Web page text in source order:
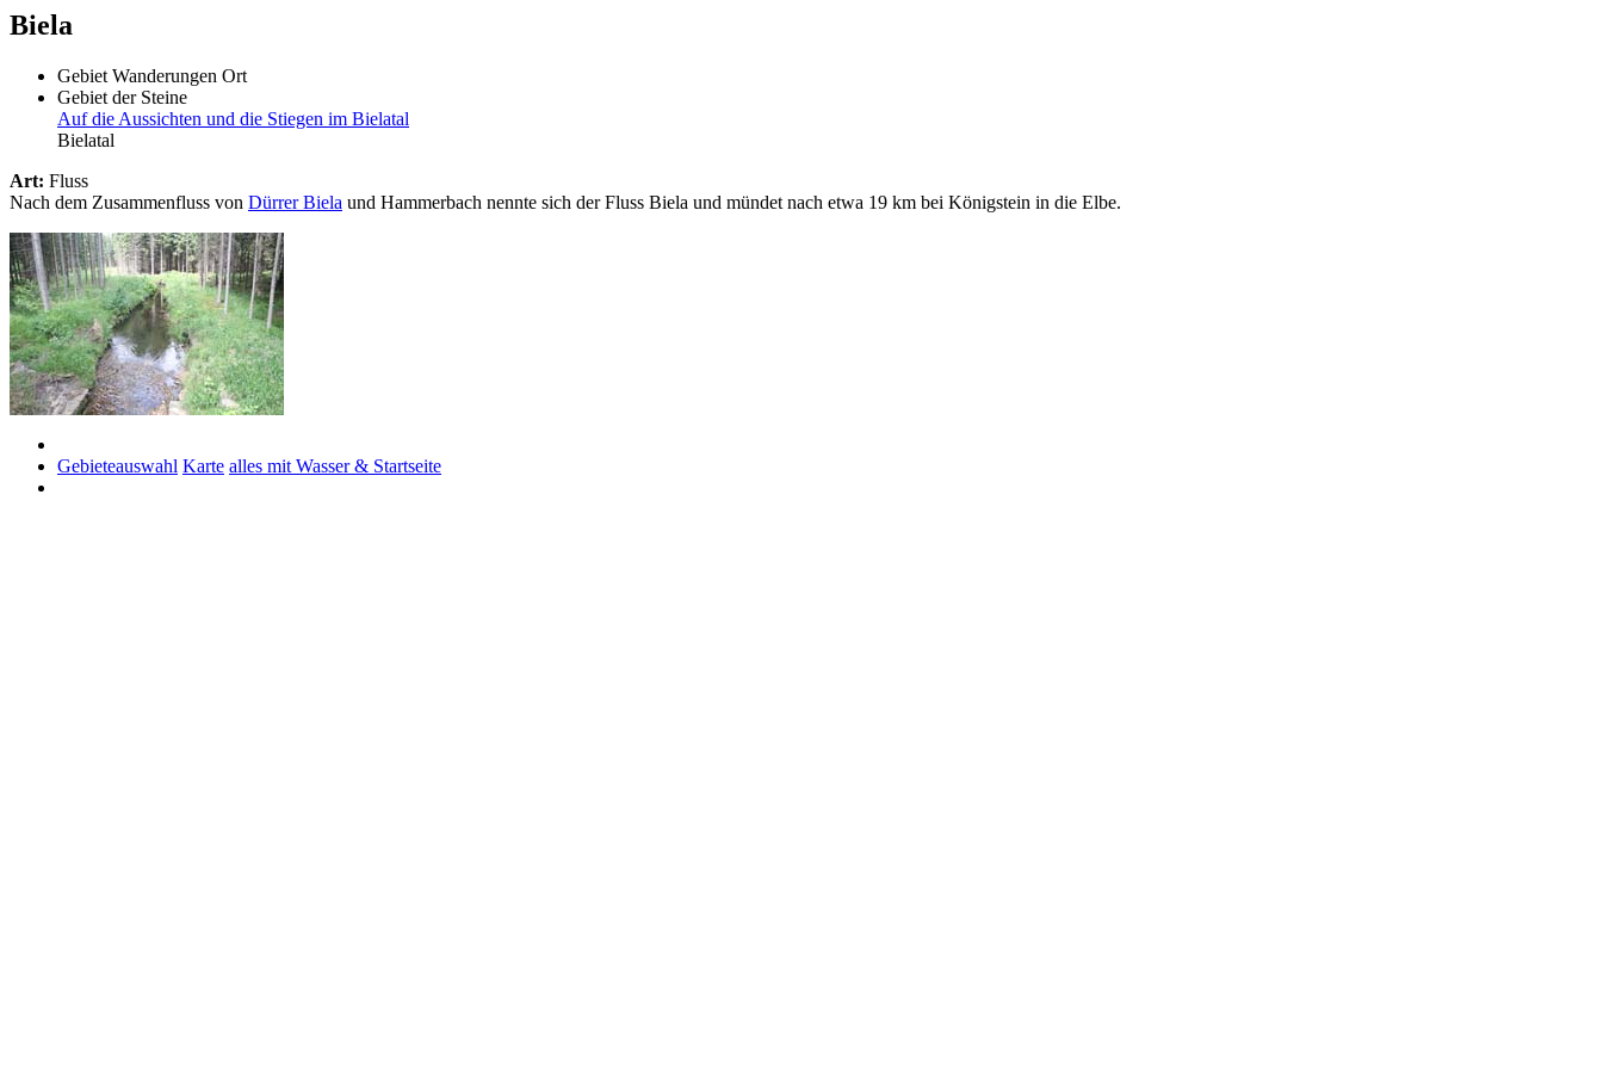
Biela
Gebiet Wanderungen Ort
Gebiet der Steine
Auf die Aussichten und die Stiegen im Bielatal
Bielatal
Art: Fluss
Nach dem Zusammenfluss von Dürrer Biela und Hammerbach nennte sich der Fluss Biela und mündet nach etwa 19 km bei Königstein in die Elbe.
Gebieteauswahl Karte alles mit Wasser & Startseite